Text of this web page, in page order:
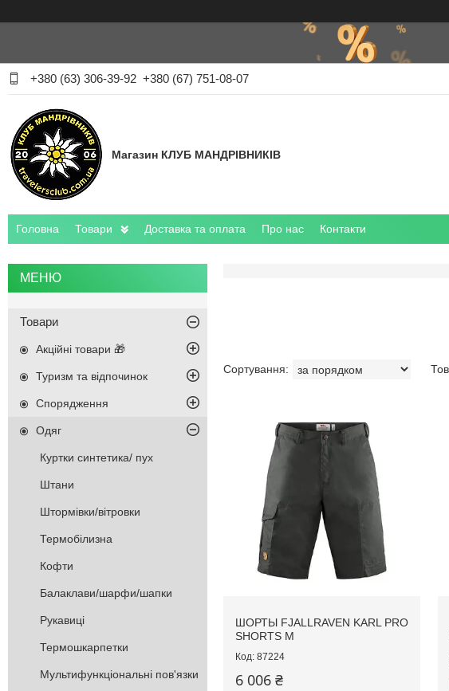
+380 (63) 306-39-92 +380 (67) 751-08-07
Магазин КЛУБ МАНДРІВНИКІВ
Головна Товари Доставка та оплата Про нас Контакти
ШОРТЫ FJALLRAVEN KARL PRO
SHORTS M
87224
6 006 ₴
Товари
Акційні товари 🎁
Туризм та відпочинок
Спорядження
Одяг
Куртки синтетика/ пух
Штани
Штормівки/вітровки
Термобілизна
Кофти
Балаклави/шарфи/шапки
Рукавиці
Термошкарпетки
Мультифункціональні пов'язки